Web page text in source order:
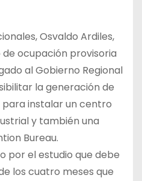
Osvaldo Ardiles,
ocupación provisoria
al Gobierno Regional
la generación de
para instalar un centro
y también una
Bureau.
por el estudio que debe
los cuatro meses que